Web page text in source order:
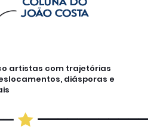
artistas com trajetórias
diásporas e